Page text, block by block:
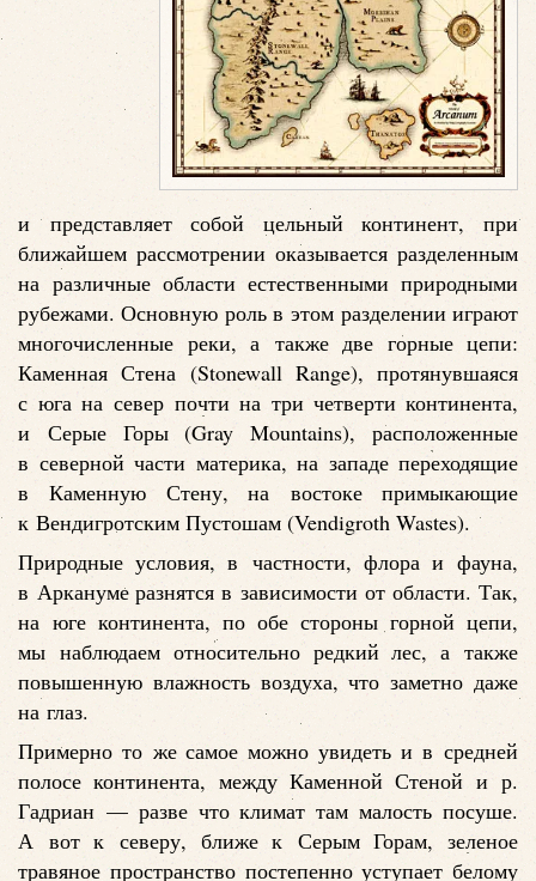
и представляет собой цельный континент, при
ближайшем рассмотрении оказывается разделенным
на различные области естественными природными
рубежами. Основную роль в этом разделении играют
многочисленные реки, а также две горные цепи:
Каменная Стена (Stonewall Range), протянувшаяся
с юга на север почти на три четверти континента,
и Серые Горы (Gray Mountains), расположенные
в северной части материка, на западе переходящие
в Каменную Стену, на востоке примыкающие
к Вендигротским Пустошам (Vendigroth Wastes).
Природные условия, в частности, флора и фауна,
в Аркануме разнятся в зависимости от области. Так,
на юге континента, по обе стороны горной цепи,
мы наблюдаем относительно редкий лес, а также
повышенную влажность воздуха, что заметно даже
на глаз.
Примерно то же самое можно увидеть и в средней
полосе континента, между Каменной Стеной и р.
Гадриан — разве что климат там малость посуше.
А вот к северу, ближе к Серым Горам, зеленое
травяное пространство постепенно уступает белому